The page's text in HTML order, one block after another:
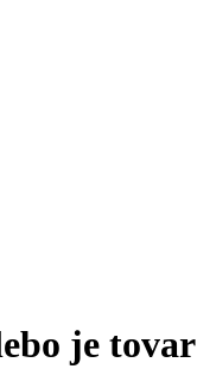
je tovar